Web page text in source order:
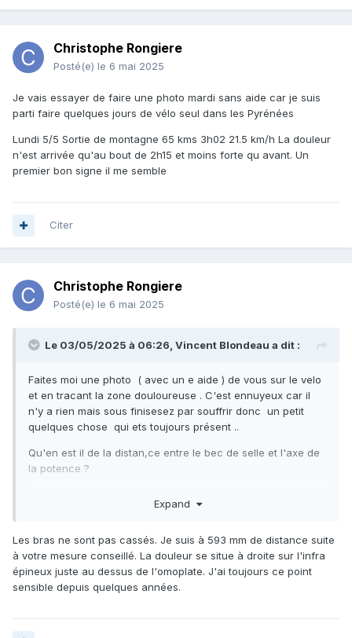
Christophe Rongiere
Posté(e) le 6 mai 2025
Je vais essayer de faire une photo mardi sans aide car je suis
parti faire quelques jours de vélo seul dans les Pyrénées
Lundi 5/5 Sortie de montagne 65 kms 3h02 21.5 km/h La douleur
n'est arrivée qu'au bout de 2h15 et moins forte qu avant. Un
premier bon signe il me semble
Citer
Christophe Rongiere
Posté(e) le 6 mai 2025
Le 03/05/2025 à 06:26, Vincent Blondeau a dit :
Faites moi une photo ( avec un e aide ) de vous sur le velo
et en tracant la zone douloureuse . C'est ennuyeux car il
n'y a rien mais sous finisesez par souffrir donc un petit
quelques chose qui ets toujours présent ..
Qu'en est il de la distan,ce entre le bec de selle et l'axe de
la potence ?
Les bras sont ils " cassés " ?Expand
Les bras ne sont pas cassés. Je suis à 593 mm de distance suite
à votre mesure conseillé. La douleur se situe à droite sur l'infra
épineux juste au dessus de l'omoplate. J'ai toujours ce point
sensible depuis quelques années.